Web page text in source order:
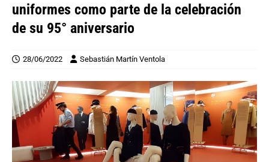
uniformes como parte de la celebración
de su 95° aniversario
28/06/2022 Sebastián Martín Ventola